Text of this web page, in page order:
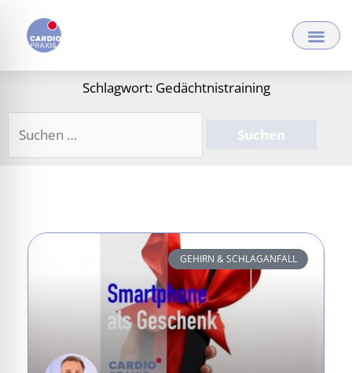
Inhalt
springen
Schlagwort: Gedächtnistraining
GEHIRN & SCHLAGANFALL